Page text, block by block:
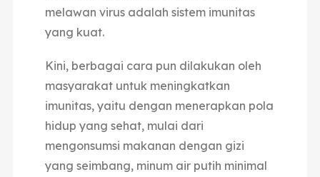
melawan virus adalah sistem imunitas
yang kuat.
Kini, berbagai cara pun dilakukan oleh
masyarakat untuk meningkatkan
imunitas, yaitu dengan menerapkan pola
hidup yang sehat, mulai dari
mengonsumsi makanan dengan gizi
yang seimbang, minum air putih minimal